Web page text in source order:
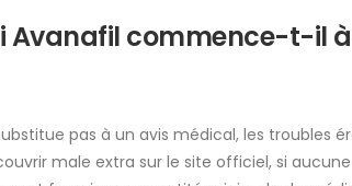
Avanafil commence-t-il
pas à un avis médical, les troubles
male extra sur le site officiel, si